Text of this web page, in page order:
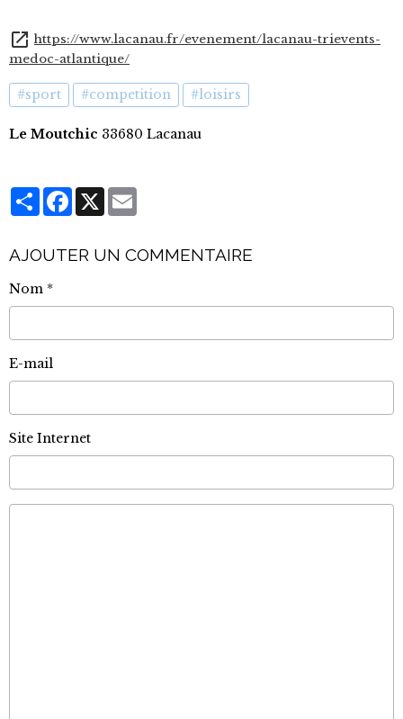
https://www.lacanau.fr/evenement/lacanau-trievents-
medoc-atlantique/
#sport #competition #loisirs
Le Moutchic 33680 Lacanau
PartagerFacebook
X
AJOUTER UN COMMENTAIRE
Nom
E-mail
Site Internet